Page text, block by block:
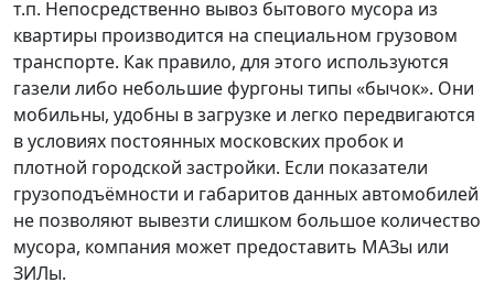
т.п. Непосредственно вывоз бытового мусора из
квартиры производится на специальном грузовом
транспорте. Как правило, для этого используются
газели либо небольшие фургоны типы «бычок». Они
мобильны, удобны в загрузке и легко передвигаются
в условиях постоянных московских пробок и
плотной городской застройки. Если показатели
грузоподъёмности и габаритов данных автомобилей
не позволяют вывезти слишком большое количество
мусора, компания может предоставить МАЗы или
ЗИЛы.